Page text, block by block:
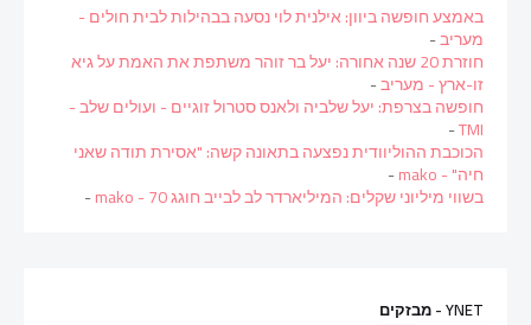
באמצע חופשה ביוון: אילנית לוי נסעה בבהילות לבית חולים -
מעריב-
חוזרת 20 שנה אחורה: יעל בר זוהר משתפת את האמת על גיא
זו-ארץ - מעריב-
חופשה בצרפת: יעל שלביה ולאנס סטרול זוגיים - ועולים שלב -
TMI
-
הכוכבת ההוליוודית נפצעה בתאונה קשה: "אסירת תודה שאני
חיה" - mako -
בשווי מיליוני שקלים: המיליארדר לב לבייב חוגג 70 - mako -
YNET - מבזקים